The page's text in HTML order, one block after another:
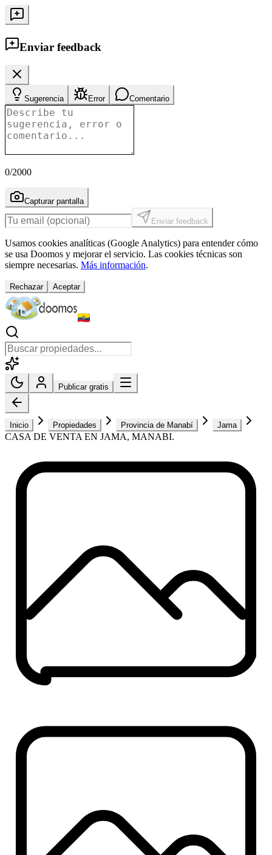
Enviar feedback
Sugerencia Error Comentario
0/2000
Capturar pantalla
Enviar feedback
Usamos cookies analíticas (Google Analytics) para entender cómo
se usa Doomos y mejorar el servicio. Las cookies técnicas son
siempre necesarias. Más información.
Rechazar Aceptar
Publicar gratis
Inicio Propiedades Provincia de Manabí Jama
CASA DE VENTA EN JAMA, MANABI.